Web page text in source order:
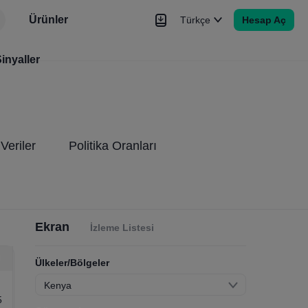
Ürünler
Haberler
Türkçe Hesap Aç
Politika Oranları
Ekran İzleme Listesi
Ülkeler/Bölgeler
Kenya